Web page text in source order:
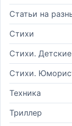
Статьи на
Стихи
Стихи. Детские
Стихи.
Техника
Триллер